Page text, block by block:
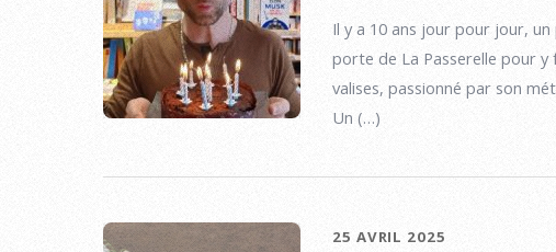
Il y a 10 ans jour pour jour,
porte de La Passerelle pour y
valises, passionné par son
Un (…)
25 AVRIL 2025